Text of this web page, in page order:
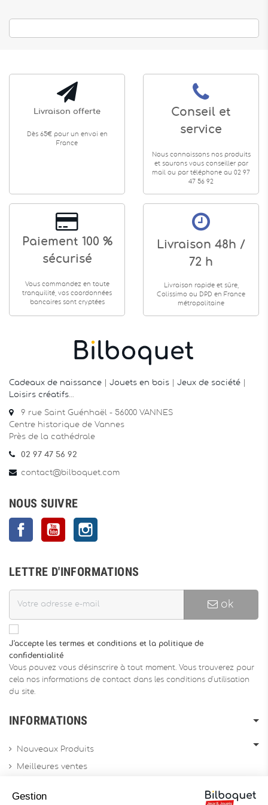
Livraison offerte
Dès 65€ pour un envoi en
France
Conseil et
service
Nous connaissons nos produits
et saurons vous conseiller par
mail ou par téléphone au 02 97
47 56 92
Paiement 100 %
sécurisé
Vous commandez en toute
tranquilité, vos coordonnées
bancaires sont cryptées
Livraison 48h /
72 h
Livraison rapide et sûre,
Colissimo ou DPD en France
métropolitaine
Cadeaux de naissance Jouets en bois Jeux de société
Loisirs créatifs
9 rue Saint Guénhaël - 56000 VANNES
Centre historique de Vannes
Près de la cathédrale
02 97 47 56 92
contact@bilboquet.com
NOUS SUIVRE
FacebookYouTube
LETTRE D'INFORMATIONS
ok
J'accepte les termes et conditions et la politique de
confidentialité
Vous pouvez vous désinscrire à tout moment. Vous trouverez pour
cela nos informations de contact dans les conditions d'utilisation
du site.
INFORMATIONS
Nouveaux Produits
Meilleures ventes
Archives produits
Gestion